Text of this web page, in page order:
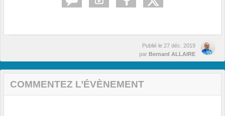
Publié le 27 déc. 2019
par Bernard ALLAIRE
COMMENTEZ L’ÉVÈNEMENT